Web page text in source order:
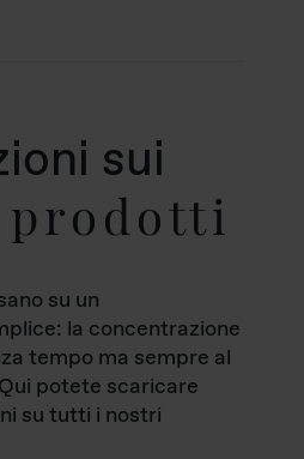
sui
su un
la concentrazione
tempo ma sempre al
potete scaricare
su tutti i nostri